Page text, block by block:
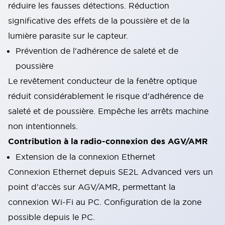
réduire les fausses détections. Réduction
significative des effets de la poussière et de la
lumière parasite sur le capteur.
Prévention de l'adhérence de saleté et de
poussière
Le revêtement conducteur de la fenêtre optique
réduit considérablement le risque d'adhérence de
saleté et de poussière. Empêche les arrêts machine
non intentionnels.
Contribution à la radio-connexion des AGV/AMR
Extension de la connexion Ethernet
Connexion Ethernet depuis SE2L Advanced vers un
point d'accès sur AGV/AMR, permettant la
connexion Wi-Fi au PC. Configuration de la zone
possible depuis le PC.